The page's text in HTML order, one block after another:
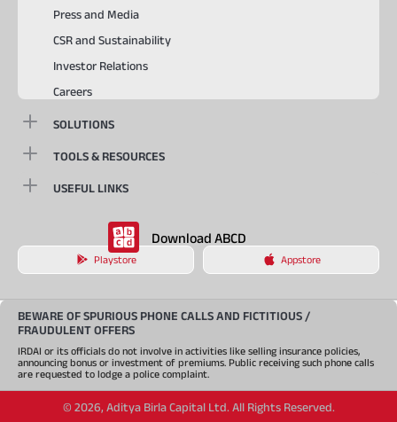
Press and Media
CSR and Sustainability
Investor Relations
Careers
SOLUTIONS
TOOLS & RESOURCES
USEFUL LINKS
Download ABCD
Playstore Appstore
BEWARE OF SPURIOUS PHONE CALLS AND FICTITIOUS /
FRAUDULENT OFFERS
IRDAI or its officials do not involve in activities like selling insurance policies,
announcing bonus or investment of premiums. Public receiving such phone calls
are requested to lodge a police complaint.
© 2026, Aditya Birla Capital Ltd. All Rights Reserved.